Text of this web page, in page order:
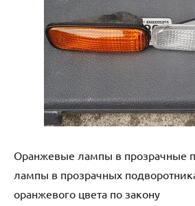
Оранжевые лампы в прозрачные
лампы в прозрачных
оранжевого цвета по закону